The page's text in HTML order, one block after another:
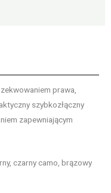
prawa,
szybkozłączny
zapewniającym
czarny camo, brązowy